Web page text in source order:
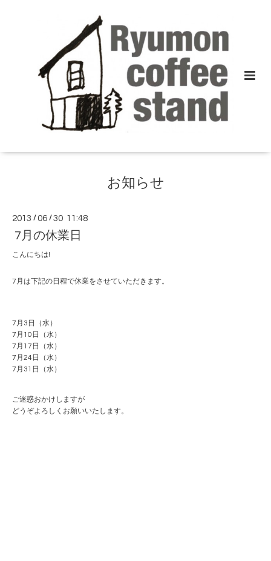
お知らせ
2013 /06 /30 11:48
7月の休業日
こんにちは!
7月は下記の日程で休業をさせていただきます。
7月3日（水）
7月10日（水）
7月17日（水）
7月24日（水）
7月31日（水）
ご迷惑おかけしますが
どうぞよろしくお願いいたします。